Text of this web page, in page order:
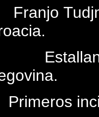
Franjo
Primeros